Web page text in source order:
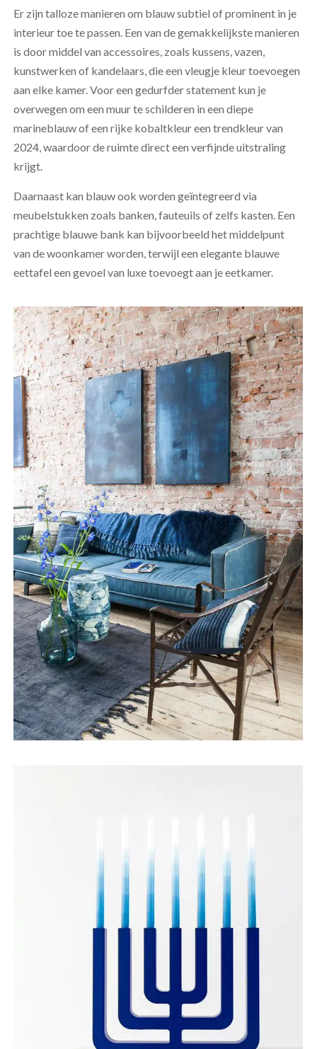
Er zijn talloze manieren om blauw subtiel of prominent in je
interieur toe te passen. Een van de gemakkelijkste manieren
is door middel van accessoires, zoals kussens, vazen,
kunstwerken of kandelaars, die een vleugje kleur toevoegen
aan elke kamer. Voor een gedurfder statement kun je
overwegen om een muur te schilderen in een diepe
marineblauw of een rijke kobaltkleur een trendkleur van
2024, waardoor de ruimte direct een verfijnde uitstraling
krijgt.
Daarnaast kan blauw ook worden geïntegreerd via
meubelstukken zoals banken, fauteuils of zelfs kasten. Een
prachtige blauwe bank kan bijvoorbeeld het middelpunt
van de woonkamer worden, terwijl een elegante blauwe
eettafel een gevoel van luxe toevoegt aan je eetkamer.